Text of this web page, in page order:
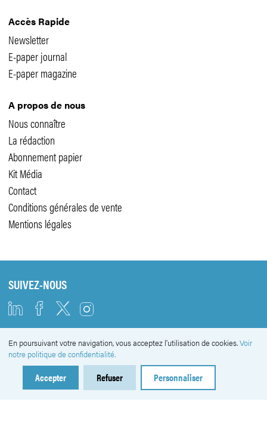
Accès Rapide
Newsletter
E-paper journal
E-paper magazine
A propos de nous
Nous connaître
La rédaction
Abonnement papier
Kit Média
Contact
Conditions générales de vente
Mentions légales
SUIVEZ-NOUS
NEWSLETTER
En poursuivant votre navigation, vous acceptez l'utilisation de cookies.Voir
notre politique de confidentialité.
Accepter Refuser Personnaliser